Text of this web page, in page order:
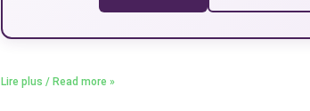
Lire plus / Read more »